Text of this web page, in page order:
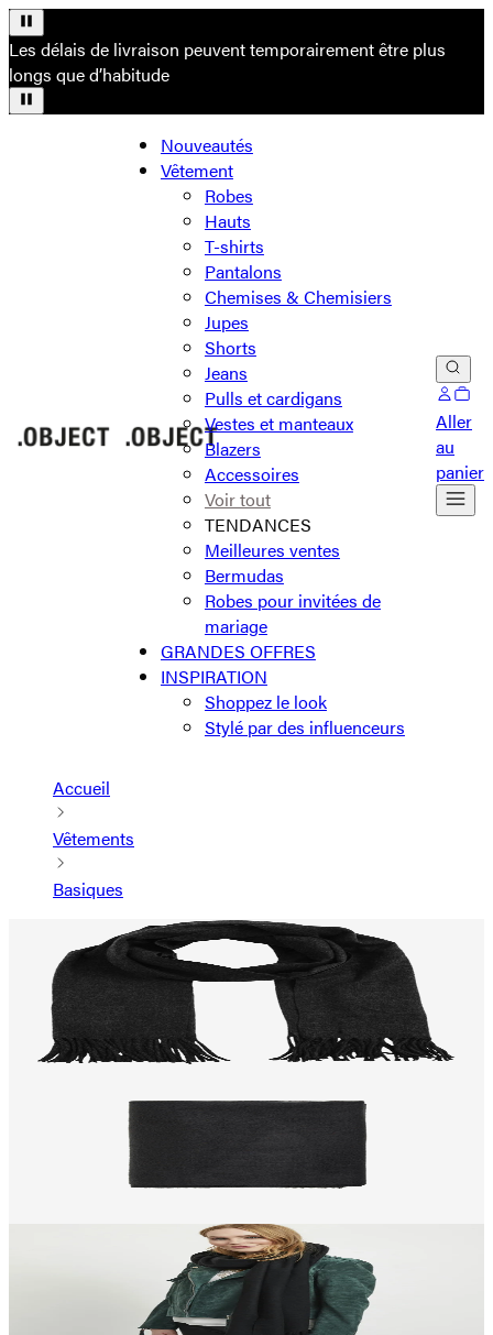
Les délais de livraison peuvent temporairement être plus
longs que d’habitude
Nouveautés
Vêtement
Robes
Hauts
T-shirts
Pantalons
Chemises & Chemisiers
Jupes
Shorts
Jeans
Pulls et cardigans
Vestes et manteaux
Blazers
Accessoires
Voir tout
TENDANCES
Meilleures ventes
Bermudas
Robes pour invitées de
mariage
GRANDES OFFRES
INSPIRATION
Shoppez le look
Stylé par des influenceurs
Aller
au
panier
Accueil
Vêtements
Basiques